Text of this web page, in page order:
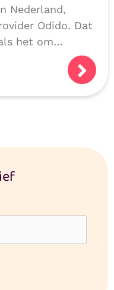
Nederland,
Odido. Dat
het om
gaat.
veilig zijn